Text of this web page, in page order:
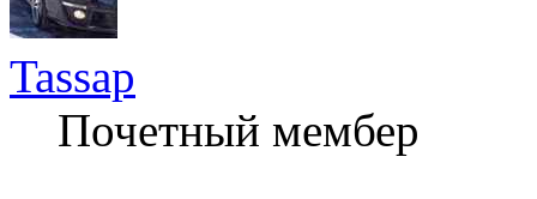
Tassap
Почетный мембер